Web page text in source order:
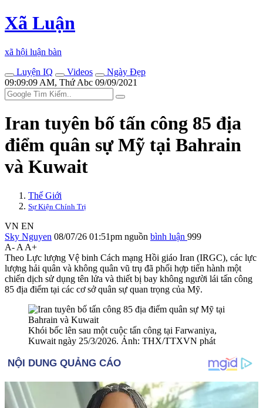
Xã Luận
xã hội luận bàn
Luyện IQ
Videos
Ngày Đẹp
09:09:09 AM, Thứ Abc 09/09/2021
Iran tuyên bố tấn công 85 địa
điểm quân sự Mỹ tại Bahrain
và Kuwait
Thế Giới
Sự Kiện Chính Trị
VN EN
Sky Nguyen 08/07/26 01:51pm nguồn bình luận 999
A- A A+
Theo Lực lượng Vệ binh Cách mạng Hồi giáo Iran (IRGC), các lực
lượng hải quân và không quân vũ trụ đã phối hợp tiến hành một
chiến dịch sử dụng tên lửa và thiết bị bay không người lái tấn công
85 địa điểm tại các cơ sở quân sự quan trọng của Mỹ.
Khói bốc lên sau một cuộc tấn công tại Farwaniya,
Kuwait ngày 25/3/2026. Ảnh: THX/TTXVN phát